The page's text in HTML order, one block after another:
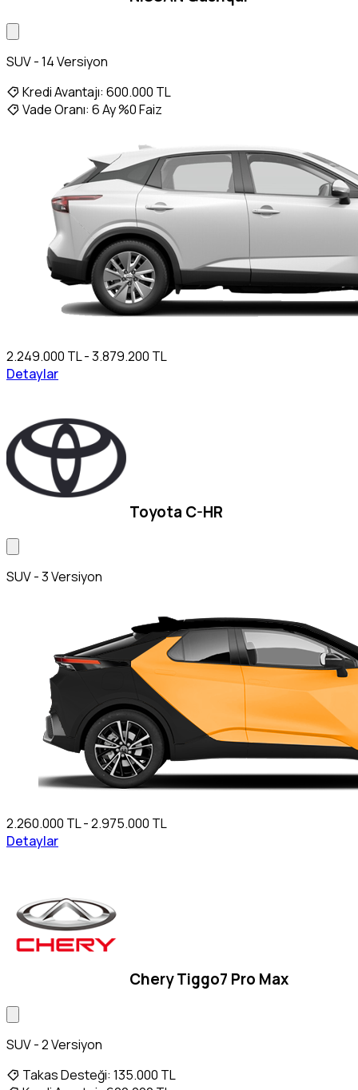
SUV - 14 Versiyon
Kredi Avantajı: 600.000 TL
Vade Oranı: 6 Ay %0 Faiz
2.249.000 TL - 3.879.200 TL
Detaylar
Toyota C-HR
SUV - 3 Versiyon
2.260.000 TL - 2.975.000 TL
Detaylar
Chery Tiggo7 Pro Max
SUV - 2 Versiyon
Takas Desteği: 135.000 TL